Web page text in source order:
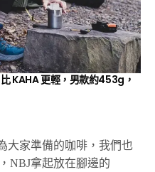
KAHA 更輕，男款約453g，
大家準備的咖啡，我們也
NBJ拿起放在腳邊的